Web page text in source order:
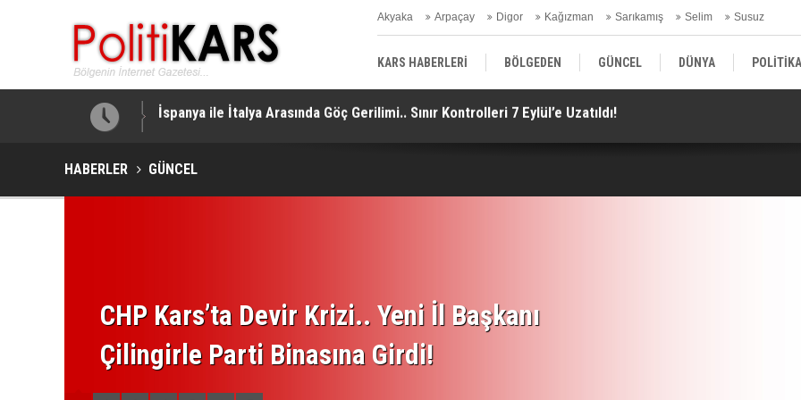
Akyaka Arpaçay Digor Kağızman Sarıkamış Selim Susuz
KARS HABERLERİ BÖLGEDEN GÜNCEL DÜNYA POLİTİKA
EKONOMİ | FİNANS | OTOMOTİV KÜLTÜR | SANAT | MAGAZİN
Menderes Belediyesi Soruşturması.. İlkay Çiçek’in de Aralarında Olduğu 10 Kişi Tutuklandı!
HABERLER GÜNCEL
CHP Kars’ta Devir Krizi.. Yeni İl Başkanı
Çilingirle Parti Binasına Girdi!